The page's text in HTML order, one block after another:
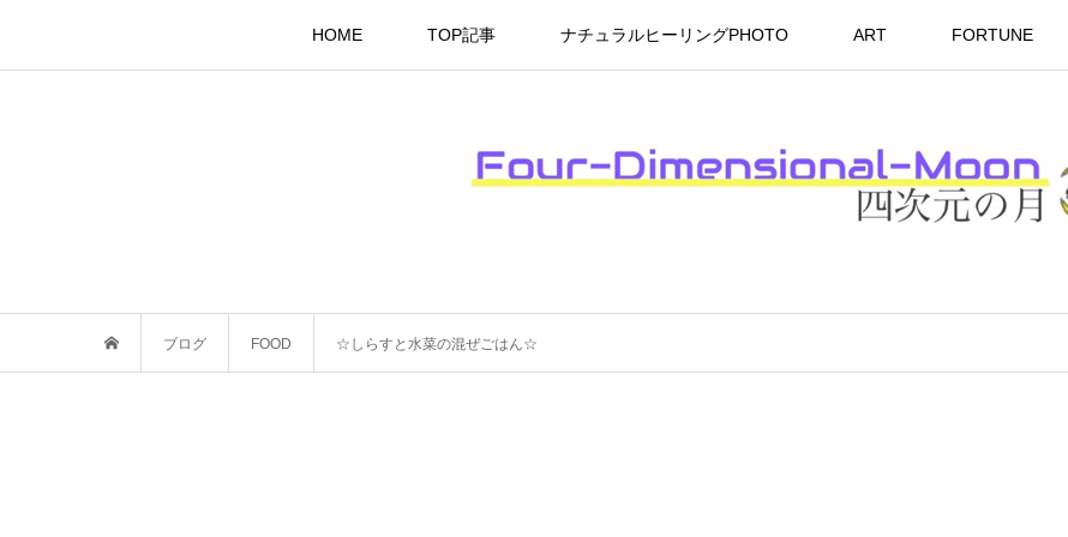
HOME TOP記事 ナチュラルヒーリングPHOTO ART FORTUNE
ブログ FOOD ☆しらすと水菜の混ぜごはん☆